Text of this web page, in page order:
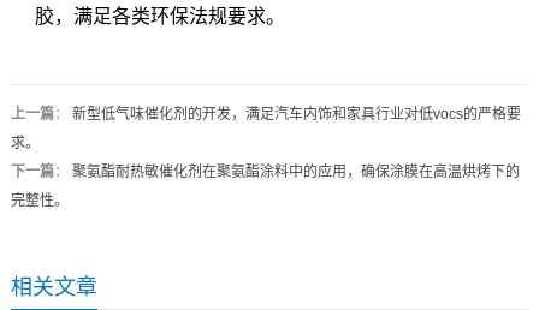
胶，满足各类环保法规要求。
上一篇： 新型低气味催化剂的开发，满足汽车内饰和家具行业对低vocs的严格要
求。
下一篇： 聚氨酯耐热敏催化剂在聚氨酯涂料中的应用，确保涂膜在高温烘烤下的
完整性。
相关文章